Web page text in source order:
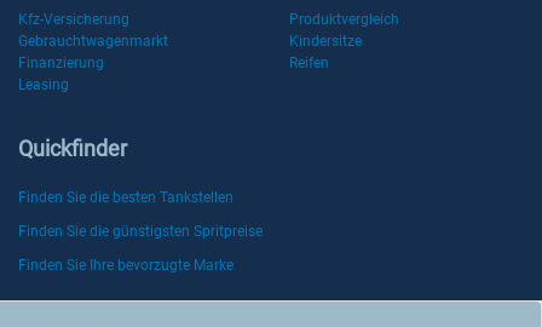
Kfz-Versicherung
Produktvergleich
Gebrauchtwagenmarkt
Kindersitze
Finanzierung
Reifen
Leasing
Quickfinder
Finden Sie die besten Tankstellen
Finden Sie die günstigsten Spritpreise
Finden Sie Ihre bevorzugte Marke